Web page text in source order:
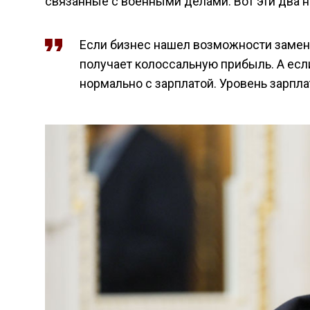
Если бизнес нашел возможности
получает колоссальную прибыль. А
нормально с зарплатой. Уровень